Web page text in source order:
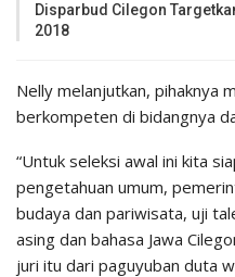
Disparbud Cilegon
2018
Nelly melanjutkan, pihaknya
berkompeten di bidangnya
“Untuk seleksi awal ini kita
pengetahuan umum,
budaya dan pariwisata, uji
asing dan bahasa Jawa
juri itu dari paguyuban duta